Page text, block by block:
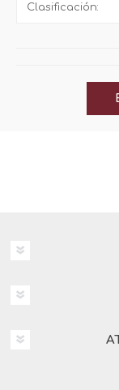
Clasificación: